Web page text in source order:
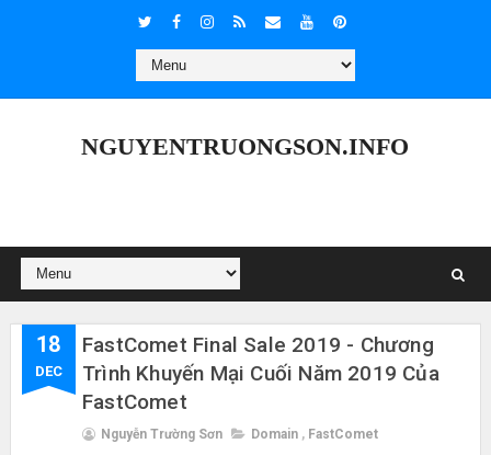
NGUYENTRUONGSON.INFO
18
DEC
FastComet Final Sale 2019 - Chương
Trình Khuyến Mại Cuối Năm 2019 Của
FastComet
Nguyễn Trường Sơn Domain , FastComet